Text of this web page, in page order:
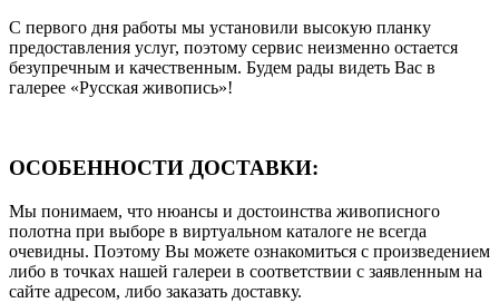
С первого дня работы мы установили высокую планку
предоставления услуг, поэтому сервис неизменно остается
безупречным и качественным. Будем рады видеть Вас в
галерее «Русская живопись»!
ОСОБЕННОСТИ ДОСТАВКИ:
Мы понимаем, что нюансы и достоинства живописного
полотна при выборе в виртуальном каталоге не всегда
очевидны. Поэтому Вы можете ознакомиться с произведением
либо в точках нашей галереи в соответствии с заявленным на
сайте адресом, либо заказать доставку.